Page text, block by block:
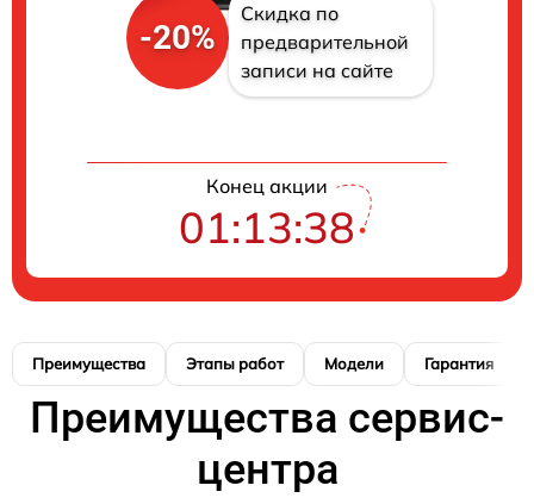
-20%
Скидка по
предварительной
записи на сайте
Конец акции
01:13:38
Преимущества Этапы работ Модели Гарантия
Преимущества сервис-
центра